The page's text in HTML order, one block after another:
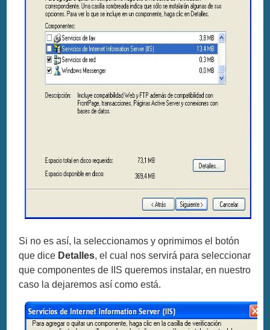
Si no es así, la seleccionamos y oprimimos el botón
que dice Detalles, el cual nos servirá para seleccionar
que componentes de IIS queremos instalar, en nuestro
caso la dejaremos así como está.